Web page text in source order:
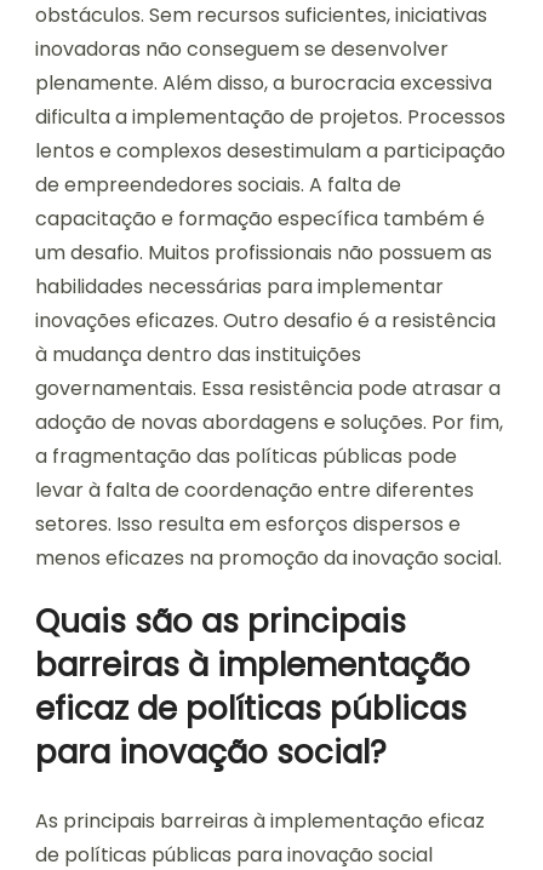
obstáculos. Sem recursos suficientes, iniciativas
inovadoras não conseguem se desenvolver
plenamente. Além disso, a burocracia excessiva
dificulta a implementação de projetos. Processos
lentos e complexos desestimulam a participação
de empreendedores sociais. A falta de
capacitação e formação específica também é
um desafio. Muitos profissionais não possuem as
habilidades necessárias para implementar
inovações eficazes. Outro desafio é a resistência
à mudança dentro das instituições
governamentais. Essa resistência pode atrasar a
adoção de novas abordagens e soluções. Por fim,
a fragmentação das políticas públicas pode
levar à falta de coordenação entre diferentes
setores. Isso resulta em esforços dispersos e
menos eficazes na promoção da inovação social.
Quais são as principais
barreiras à implementação
eficaz de políticas públicas
para inovação social?
As principais barreiras à implementação eficaz
de políticas públicas para inovação social